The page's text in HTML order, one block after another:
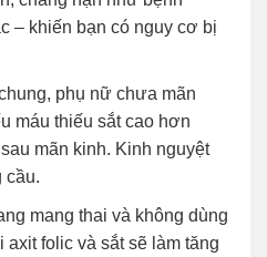
– khiến bạn có nguy cơ bị
phụ nữ chưa mãn
máu thiếu sắt cao hơn
mãn kinh. Kinh nguyệt
cầu.
mang thai và không dùng
folic và sắt sẽ làm tăng